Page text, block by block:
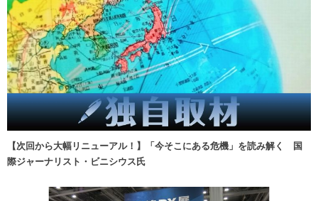
【次回から大幅リニューアル！】「今そこにある危機」を読み解く 国
際ジャーナリスト・ビニシウス氏